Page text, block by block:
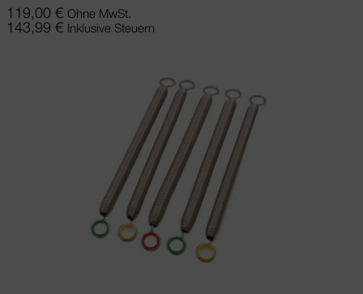
119,00 € Ohne MwSt.
143,99 € Inklusive Steuern